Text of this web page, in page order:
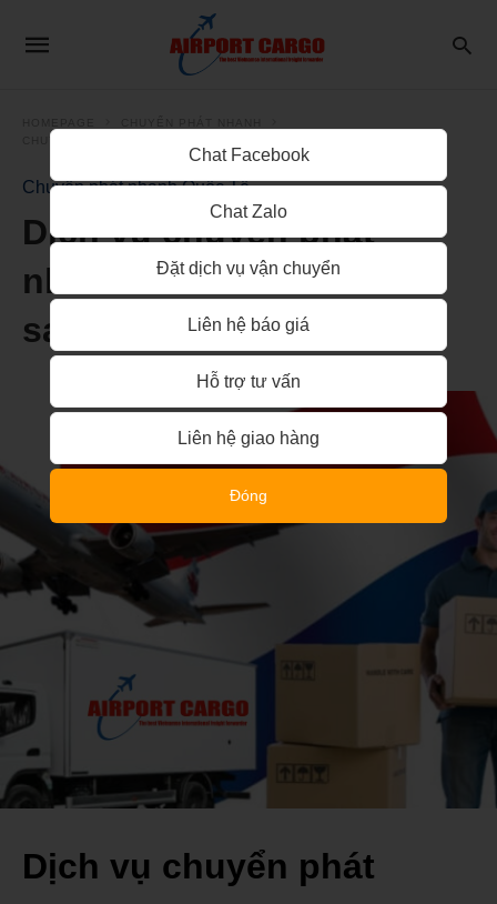
Chuyển phát nhanh Quốc Tế
Dịch vụ chuyển phát
nhanh từ Hồ Chí Minh
sang Đan Mạch an toàn
Dịch vụ chuyển phát
Chat Facebook
Chat Zalo
Đặt dịch vụ vận chuyển
Liên hệ báo giá
Hỗ trợ tư vấn
Liên hệ giao hàng
Đóng